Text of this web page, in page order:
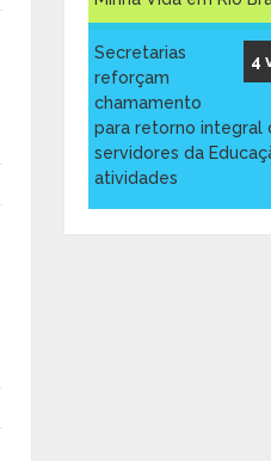
4
Secretarias
reforçam
chamamento
para retorno integral
servidores da
atividades